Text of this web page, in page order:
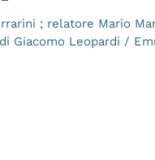
; relatore Mario
Giacomo Leopardi /